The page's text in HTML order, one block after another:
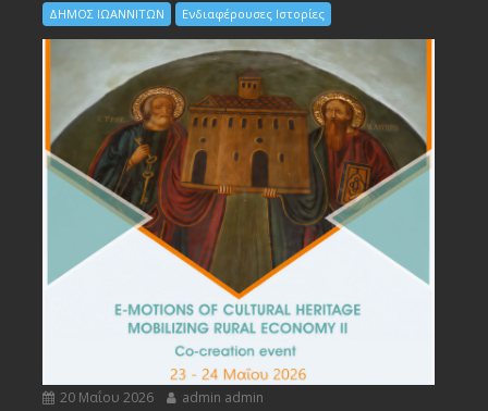
ΔΗΜΟΣ ΙΩΑΝΝΙΤΩΝ Ενδιαφέρουσες Ιστορίες
20 Μαΐου 2026 admin admin